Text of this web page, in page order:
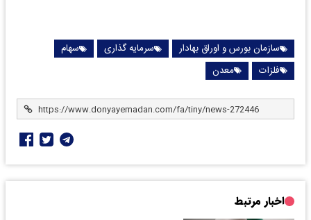
سازمان بورس و اوراق بهادار سرمایه گذاری
سهام
فلزات
معدن
اخبار مرتبط